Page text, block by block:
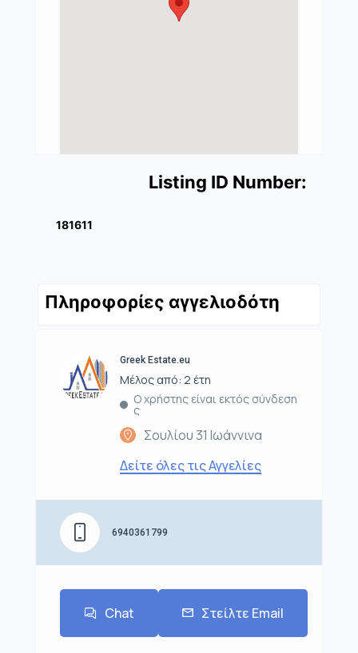
Listing ID Number:
181611
Πληροφορίες αγγελιοδότη
Greek Estate.eu
Μέλος από: 2 έτη
Ο χρήστης είναι εκτός σύνδεση
ς
Σουλίου 31 Ιωάννινα
Δείτε όλες τις Αγγελίες
6940361799
Chat Στείλτε Email